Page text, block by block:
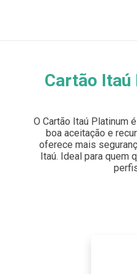
ESC para fechar.
Cartão
O Cartão Itaú Platinum
boa aceitação e
oferece mais
Itaú. Ideal para quem